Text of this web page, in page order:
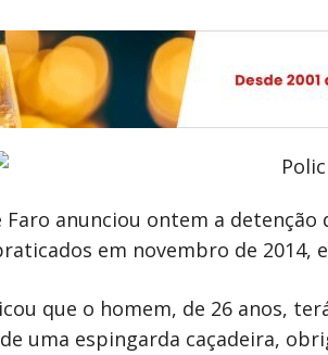
Faro anunciou ontem a
em novembro de 2014,
que o homem, de 26 anos,
uma espingarda caçadeira,